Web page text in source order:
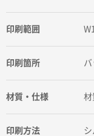
印刷範囲
印刷箇所
材質・仕様 材
印刷方法 シ